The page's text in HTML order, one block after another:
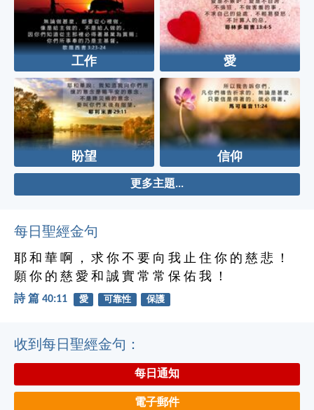
工作 愛
盼望 信仰
更多主題...
每日聖經金句
耶 和 華 啊 ， 求 你 不 要 向 我 止 住 你 的 慈 悲 ！
願 你 的 慈 愛 和 誠 實 常 常 保 佑 我 ！
詩 篇 40:11 愛 可靠性 保護
收到每日聖經金句：
每日通知
電子郵件